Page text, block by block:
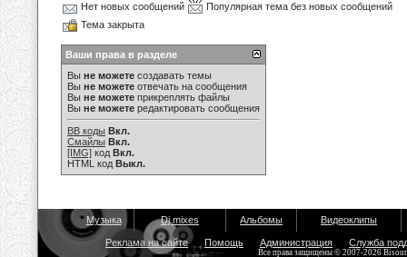
Нет новых сообщений
Популярная тема без новых сообщений
Тема закрыта
Ваши права в разделе
Вы не можете создавать темы
Вы не можете отвечать на сообщения
Вы не можете прикреплять файлы
Вы не можете редактировать сообщения
BB коды Вкл.
Смайлы Вкл.
[IMG] код Вкл.
HTML код Выкл.
Музыка Dj mixes Альбомы Видеоклипы
Реклама на сайте Помощь Администрация Служба
Все права защищены © 2007-2026